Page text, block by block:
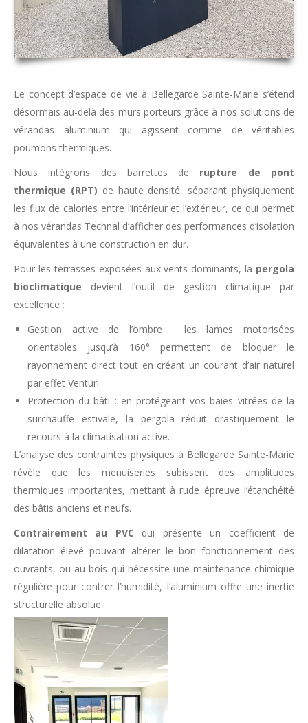
Le concept d’espace de vie à Bellegarde Sainte-Marie s’étend
désormais au-delà des murs porteurs grâce à nos solutions de
vérandas aluminium qui agissent comme de véritables
poumons thermiques.
Nous intégrons des barrettes de rupture de pont
thermique (RPT) de haute densité, séparant physiquement
les flux de calories entre l’intérieur et l’extérieur, ce qui permet
à nos vérandas Technal d’afficher des performances d’isolation
équivalentes à une construction en dur.
Pour les terrasses exposées aux vents dominants, la pergola
bioclimatique devient l’outil de gestion climatique par
excellence :
Gestion active de l’ombre : les lames motorisées
orientables jusqu’à 160° permettent de bloquer le
rayonnement direct tout en créant un courant d’air naturel
par effet Venturi.
Protection du bâti : en protégeant vos baies vitrées de la
surchauffe estivale, la pergola réduit drastiquement le
recours à la climatisation active.
L’analyse des contraintes physiques à Bellegarde Sainte-Marie
révèle que les menuiseries subissent des amplitudes
thermiques importantes, mettant à rude épreuve l’étanchéité
des bâtis anciens et neufs.
Contrairement au PVC qui présente un coefficient de
dilatation élevé pouvant altérer le bon fonctionnement des
ouvrants, ou au bois qui nécessite une maintenance chimique
régulière pour contrer l’humidité, l’aluminium offre une inertie
structurelle absolue.